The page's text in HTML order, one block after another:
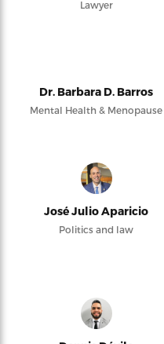
Lawyer
Dr. Barbara D. Barros
Mental Health & Menopause
José Julio Aparicio
Politics and law